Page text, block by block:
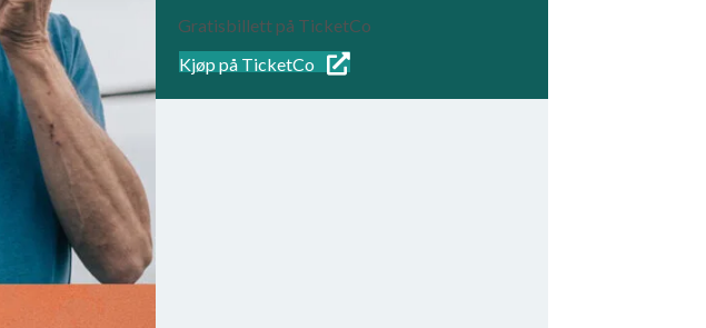
Gratisbillett på TicketCo
Kjøp på TicketCo